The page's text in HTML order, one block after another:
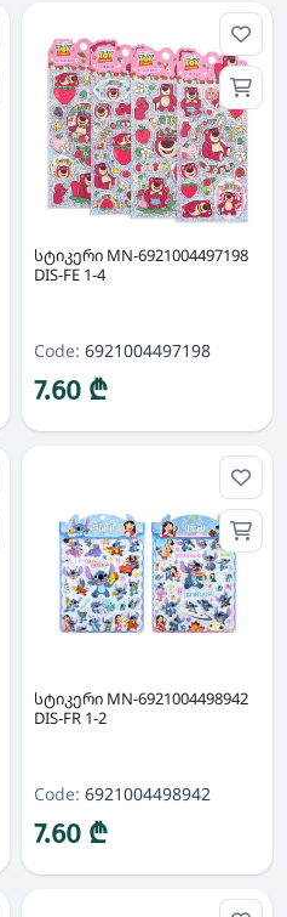
სტიკერი MN-6921004497198
DIS-FE 1-4
Code: 6921004497198
7.60 ₾
სტიკერი MN-6921004498942
DIS-FR 1-2
Code: 6921004498942
7.60 ₾